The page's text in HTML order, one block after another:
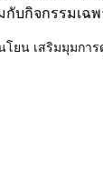
กิจกรรมเฉ
ยน เสริมมุมก